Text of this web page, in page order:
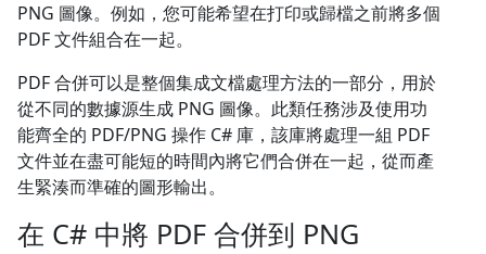
PNG 圖像。例如，您可能希望在打印或歸檔之前將多個
PDF 文件組合在一起。
PDF 合併可以是整個集成文檔處理方法的一部分，用於
從不同的數據源生成 PNG 圖像。此類任務涉及使用功
能齊全的 PDF/PNG 操作 C# 庫，該庫將處理一組 PDF
文件並在盡可能短的時間內將它們合併在一起，從而產
生緊湊而準確的圖形輸出。
在 C# 中將 PDF 合併到 PNG